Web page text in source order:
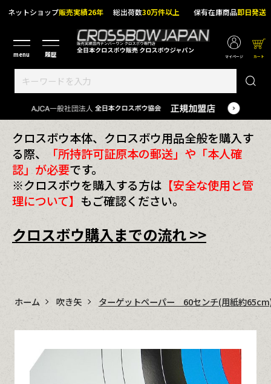
ネットショップ販売実績26年 総出荷数30万件以上 保有在庫商品即日発送
マイページ カート
クロスボウ本体、クロスボウ用品全般を購入す
る際、
「所持許可証原本の郵送」や「本人確
認」が必要です。
※クロスボウを購入する方は 【安全な使用と管
理について】 もご確認ください。
クロスボウ購入までの流れ >>
ホーム 吹き矢 ターゲットペーパー 60センチ(用紙約